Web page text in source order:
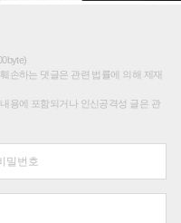
손하는 댓글은 관련 법률에 의해 제재
용에 포함되거나 인신공격성 글은 관